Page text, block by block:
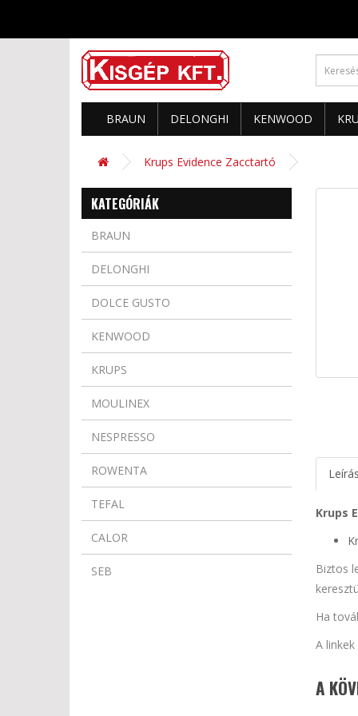
BRAUN DELONGHI KENWOOD
Krups Evidence Zacctartó
KATEGÓRIÁK
BRAUN
DELONGHI
DOLCE GUSTO
KENWOOD
KRUPS
MOULINEX
NESPRESSO
ROWENTA
TEFAL
CALOR
SEB
Leírás
Krups
Biztos
Ha
A
A